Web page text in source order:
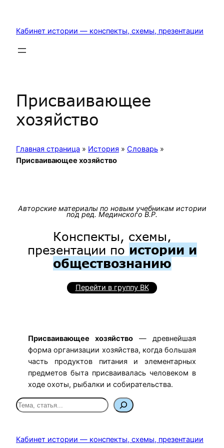
содержимому
Кабинет истории — конспекты, схемы, презентации
Присваивающее
хозяйство
Главная страница » История » Словарь »
Присваивающее хозяйство
Авторские материалы по новым учебникам истории
под ред. Мединского В.Р.
Конспекты, схемы,
презентации по истории и
обществознанию
Перейти в группу ВК
Присваивающее хозяйство — древнейшая
форма организации хозяйства, когда большая
часть продуктов питания и элементарных
предметов быта присваивалась человеком в
ходе охоты, рыбалки и собирательства.
П
о
с
Кабинет истории — конспекты, схемы, презентации